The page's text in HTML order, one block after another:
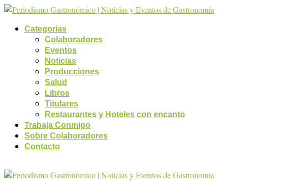
Categorias
Colaboradores
Eventos
Noticias
Producciones
Salud
Libros
Titulares
Restaurantes y Hoteles con encanto
Trabaja Conmigo
Sobre Colaboradores
Contacto